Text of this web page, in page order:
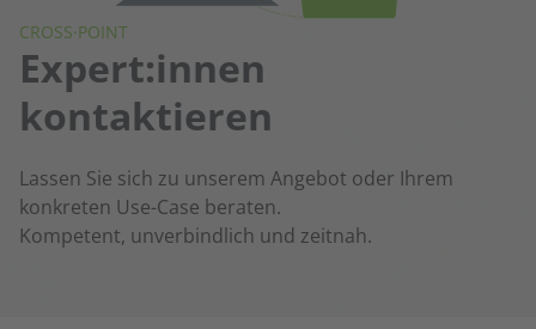
CROSS·POINT
Expert:innen
kontaktieren
Lassen Sie sich zu unserem Angebot oder Ihrem
konkreten Use-Case beraten.
Kompetent, unverbindlich und zeitnah.